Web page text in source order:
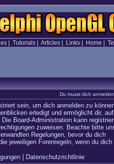
| Tutorials| Articles| Links| Home
Du musst dich
sein, um dich anmelden zu
erledigt und ermöglicht dir, auf
Board-Administration kann
zuweisen. Beachte bitte
Regelungen, bevor du dich
jeweiligen Forenregeln, wenn du dich
| Datenschutzrichtlinie